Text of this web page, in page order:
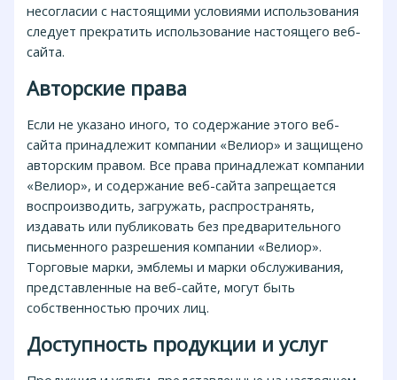
несогласии с настоящими условиями использования
следует прекратить использование настоящего веб-
сайта.
Авторские права
Если не указано иного, то содержание этого веб-
сайта принадлежит компании «Велиор» и защищено
авторским правом. Все права принадлежат компании
«Велиор», и содержание веб-сайта запрещается
воспроизводить, загружать, распространять,
издавать или публиковать без предварительного
письменного разрешения компании «Велиор».
Торговые марки, эмблемы и марки обслуживания,
представленные на веб-сайте, могут быть
собственностью прочих лиц.
Доступность продукции и услуг